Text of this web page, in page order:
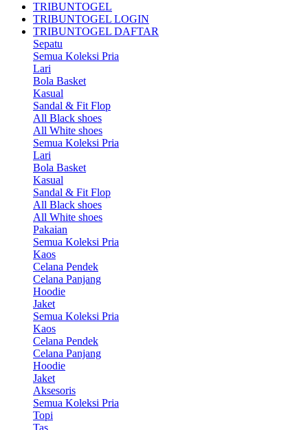
TRIBUNTOGEL
TRIBUNTOGEL LOGIN
TRIBUNTOGEL DAFTAR
Sepatu
Semua Koleksi Pria
Lari
Bola Basket
Kasual
Sandal & Fit Flop
All Black shoes
All White shoes
Semua Koleksi Pria
Lari
Bola Basket
Kasual
Sandal & Fit Flop
All Black shoes
All White shoes
Pakaian
Semua Koleksi Pria
Kaos
Celana Pendek
Celana Panjang
Hoodie
Jaket
Semua Koleksi Pria
Kaos
Celana Pendek
Celana Panjang
Hoodie
Jaket
Aksesoris
Semua Koleksi Pria
Topi